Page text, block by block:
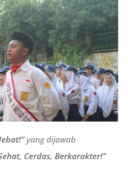
yang dijawab
Cerdas, Berkarakter!”